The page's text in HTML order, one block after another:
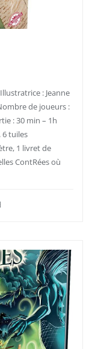
: Jeanne
de joueurs :
: 30 min – 1h
6 tuiles
1 livret de
ContRées où